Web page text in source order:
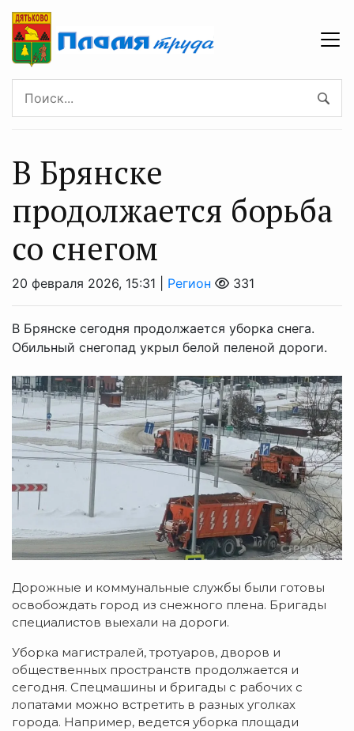
В Брянске
продолжается борьба
со снегом
20 февраля 2026, 15:31 | Регион 331
В Брянске сегодня продолжается уборка снега.
Обильный снегопад укрыл белой пеленой дороги.
Дорожные и коммунальные службы были готовы
освобождать город из снежного плена. Бригады
специалистов выехали на дороги.
Уборка магистралей, тротуаров, дворов и
общественных пространств продолжается и
сегодня. Спецмашины и бригады с рабочих с
лопатами можно встретить в разных уголках
города. Например, ведется уборка площади